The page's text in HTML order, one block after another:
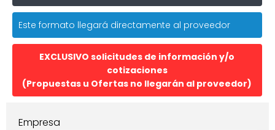
Este formato llegará directamente al proveedor
EXCLUSIVO solicitudes de información y/o
cotizaciones
(Propuestas u Ofertas no llegarán al proveedor)
Empresa